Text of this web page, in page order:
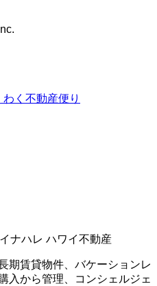
く不動産便り
期賃貸物件、バケーションレ
入から管理、コンシェルジェ